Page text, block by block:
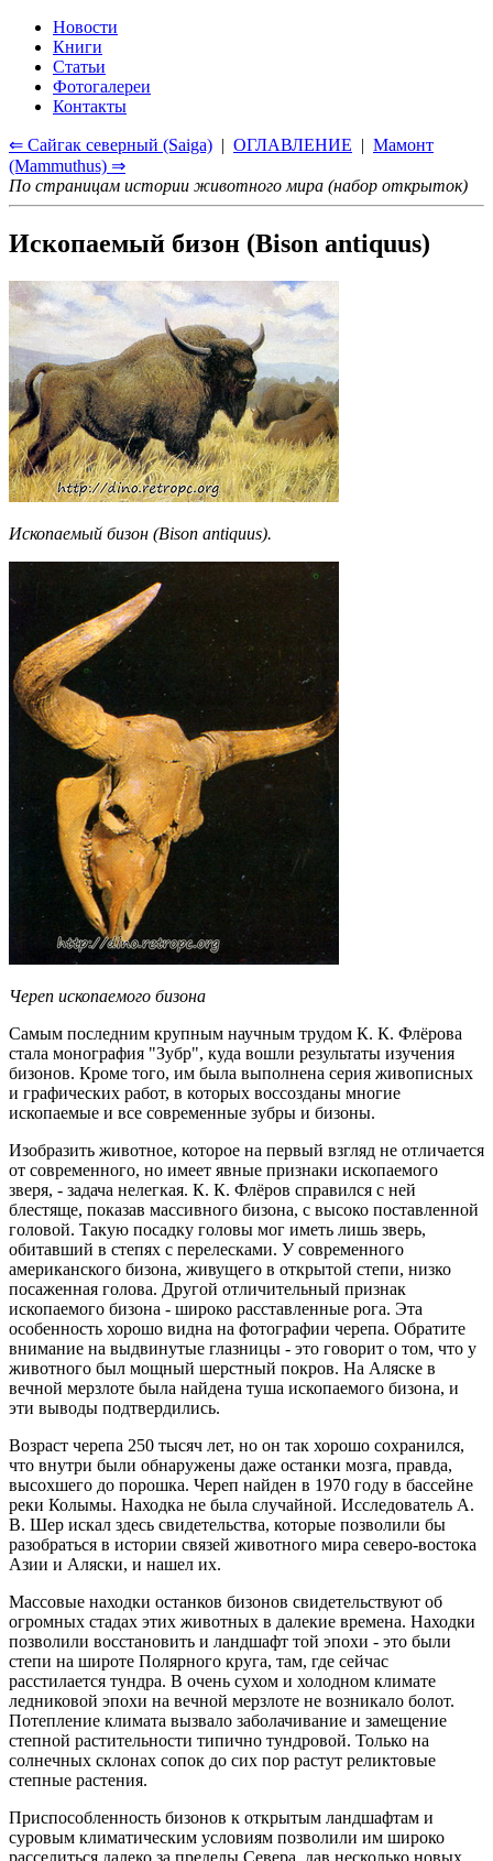
Новости
Книги
Статьи
Фотогалереи
Контакты
⇐ Сайгак северный (Saiga) | ОГЛАВЛЕНИЕ | Мамонт
(Mammuthus) ⇒
По страницам истории животного мира (набор открыток)
Ископаемый бизон (Bison antiquus)
Ископаемый бизон (Bison antiquus).
Череп ископаемого бизона
Самым последним крупным научным трудом К. К. Флёрова
стала монография "Зубр", куда вошли результаты изучения
бизонов. Кроме того, им была выполнена серия живописных
и графических работ, в которых воссозданы многие
ископаемые и все современные зубры и бизоны.
Изобразить животное, которое на первый взгляд не отличается
от современного, но имеет явные признаки ископаемого
зверя, - задача нелегкая. К. К. Флёров справился с ней
блестяще, показав массивного бизона, с высоко поставленной
головой. Такую посадку головы мог иметь лишь зверь,
обитавший в степях с перелесками. У современного
американского бизона, живущего в открытой степи, низко
посаженная голова. Другой отличительный признак
ископаемого бизона - широко расставленные рога. Эта
особенность хорошо видна на фотографии черепа. Обратите
внимание на выдвинутые глазницы - это говорит о том, что у
животного был мощный шерстный покров. На Аляске в
вечной мерзлоте была найдена туша ископаемого бизона, и
эти выводы подтвердились.
Возраст черепа 250 тысяч лет, но он так хорошо сохранился,
что внутри были обнаружены даже останки мозга, правда,
высохшего до порошка. Череп найден в 1970 году в бассейне
реки Колымы. Находка не была случайной. Исследователь А.
В. Шер искал здесь свидетельства, которые позволили бы
разобраться в истории связей животного мира северо-востока
Азии и Аляски, и нашел их.
Массовые находки останков бизонов свидетельствуют об
огромных стадах этих животных в далекие времена. Находки
позволили восстановить и ландшафт той эпохи - это были
степи на широте Полярного круга, там, где сейчас
расстилается тундра. В очень сухом и холодном климате
ледниковой эпохи на вечной мерзлоте не возникало болот.
Потепление климата вызвало заболачивание и замещение
степной растительности типично тундровой. Только на
солнечных склонах сопок до сих пор растут реликтовые
степные растения.
Приспособленность бизонов к открытым ландшафтам и
суровым климатическим условиям позволили им широко
расселиться далеко за пределы Севера, дав несколько новых